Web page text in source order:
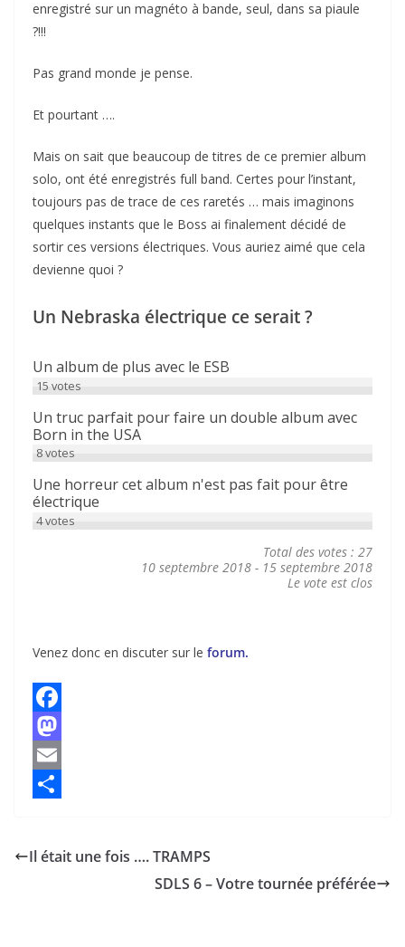
enregistré sur un magnéto à bande, seul, dans sa piaule
?!!!
Pas grand monde je pense.
Et pourtant ….
Mais on sait que beaucoup de titres de ce premier album
solo, ont été enregistrés full band. Certes pour l’instant,
toujours pas de trace de ces raretés … mais imaginons
quelques instants que le Boss ai finalement décidé de
sortir ces versions électriques. Vous auriez aimé que cela
devienne quoi ?
Un Nebraska électrique ce serait ?
Un album de plus avec le ESB
15 votes
Un truc parfait pour faire un double album avec
Born in the USA
8votes
Une horreur cet album n'est pas fait pour être
électrique
4votes
Total des votes : 27
10 septembre 2018 - 15 septembre 2018
Le vote est clos
Venez donc en discuter sur le forum.
F
a
c
M
aE
Il était une fois …. TRAMPS
SDLS 6 – Votre tournée préférée